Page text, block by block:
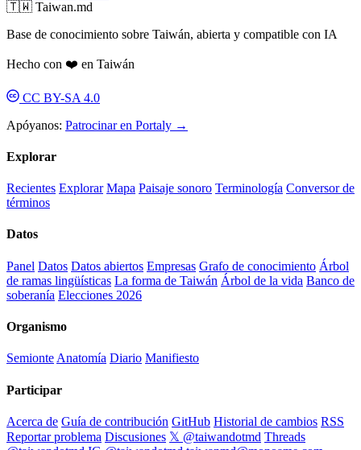
🇹🇼 Taiwan.md
Base de conocimiento sobre Taiwán, abierta y compatible con IA
Hecho con ❤️ en Taiwán
CC BY-SA 4.0
Apóyanos: Patrocinar en Portaly →
Explorar
Recientes Explorar Mapa Paisaje sonoro Terminología Conversor de
términos
Datos
Panel Datos Datos abiertos Empresas Grafo de conocimiento Árbol
de ramas lingüísticas La forma de Taiwán Árbol de la vida Banco de
soberanía Elecciones 2026
Organismo
Semionte Anatomía Diario Manifiesto
Participar
Acerca de Guía de contribución GitHub Historial de cambios RSS
Reportar problema Discusiones 𝕏 @taiwandotmd Threads